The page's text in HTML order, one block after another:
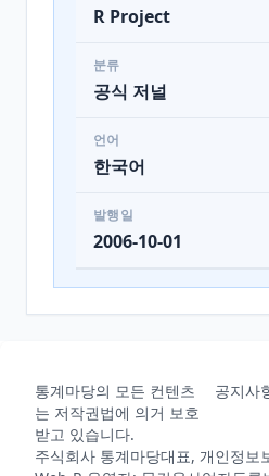
R Project
분류
공식 저널
언어
한국어
발행일
2006-10-01
통계마당의 모든 컨텐츠
는 저작권법에 의거 보호
받고 있습니다.
공지사
주식회사 통계마당대표, 개인정보